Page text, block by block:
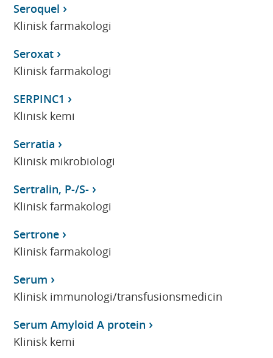
Seroquel
Klinisk farmakologi
Seroxat
Klinisk farmakologi
SERPINC1
Klinisk kemi
Serratia
Klinisk mikrobiologi
Sertralin, P-/S-
Klinisk farmakologi
Sertrone
Klinisk farmakologi
Serum
Klinisk immunologi/transfusionsmedicin
Serum Amyloid A protein
Klinisk kemi